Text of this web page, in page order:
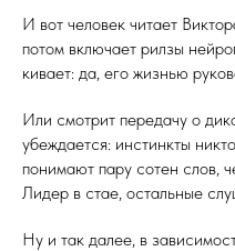
И вот человек читает
потом включает рилзы
кивает: да, его жизнью
Или смотрит передачу о
убеждается: инстинкты
понимают пару сотен слов,
Лидер в стае, остальные
Ну и так далее, в